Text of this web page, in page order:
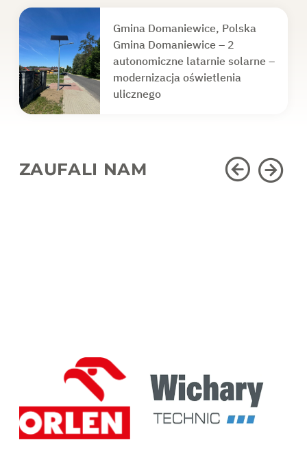
Gmina Domaniewice, Polska
Gmina Domaniewice – 2
autonomiczne latarnie solarne –
modernizacja oświetlenia
ulicznego
ZAUFALI NAM